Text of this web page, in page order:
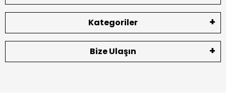
Kategoriler
Bize Ulaşın